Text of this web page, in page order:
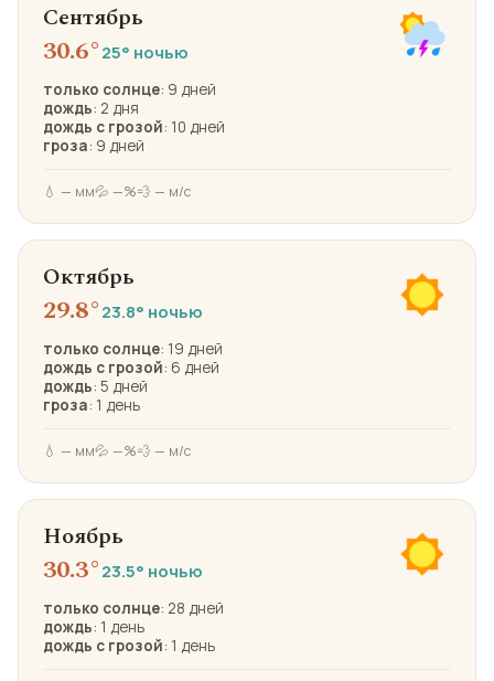
Сентябрь
30.6°25° ночью
только солнце: 9 дней
дождь: 2 дня
дождь с грозой: 10 дней
гроза: 9 дней
💧 — мм💦 —%💨 — м/с
Октябрь
29.8°23.8° ночью
только солнце: 19 дней
дождь с грозой: 6 дней
дождь: 5 дней
гроза: 1 день
💧 — мм💦 —%💨 — м/с
Ноябрь
30.3°23.5° ночью
только солнце: 28 дней
дождь: 1 день
дождь с грозой: 1 день